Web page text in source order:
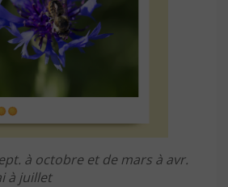
à octobre et de mars à avr.
à juillet